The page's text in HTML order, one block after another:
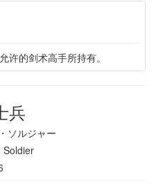
许的剑术高手所持有。
兵
ソルジャー
Soldier